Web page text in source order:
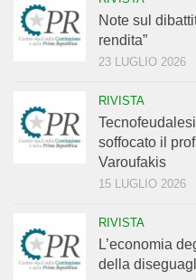
Note sul
rendita”
23 LUGLIO 2026
RIVISTA
soffocato il
Varoufakis
15 LUGLIO 2026
RIVISTA
L’economia
della